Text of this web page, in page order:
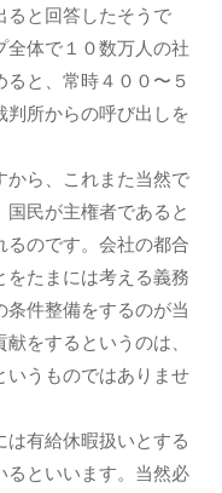
ると回答したそうで
全体で１０数万人の社
ると、常時４００〜５
判所からの呼び出しを
ら、これまた当然で
国民が主権者であると
るのです。会社の都合
をたまには考える義務
条件整備をするのが当
をするというのは、
いうものではありませ
有給休暇扱いとする
るといいます。当然必